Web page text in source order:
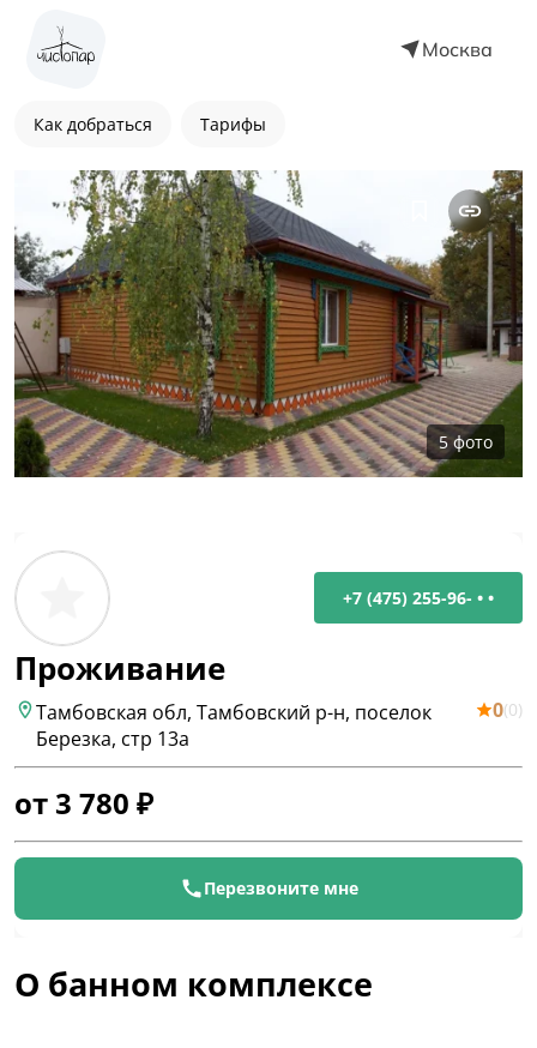
Москва
Как добраться Тарифы
5 фото
+7 (475) 255-96- • •
Проживание
Тамбовская обл, Тамбовский р-н, поселок
Березка, стр 13а
0(0)
от 3 780 ₽
Перезвоните мне
О банном комплексе